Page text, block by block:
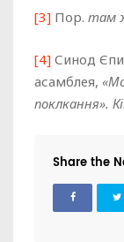
[3] Пор. там
[4] Синод
асамблея,
поклкання».
Share the